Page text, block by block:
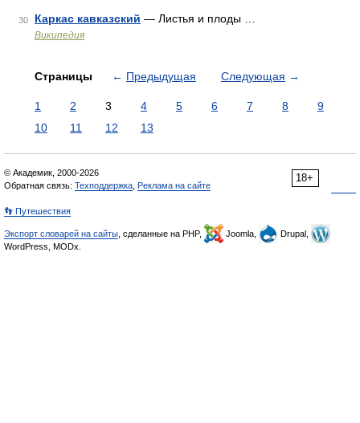
30 Каркас кавказский — Листья и плоды …
Википедия
Страницы ← Предыдущая Следующая →
1 2 3 4 5 6 7 8
9
10
11 12 13
18+
© Академик, 2000-2026
Обратная связь: Техподдержка Реклама на сайте
👣 Путешествия
Экспорт словарей на сайты , сделанные на PHP, Joomla,
Drupal,
WordPress, MODx.